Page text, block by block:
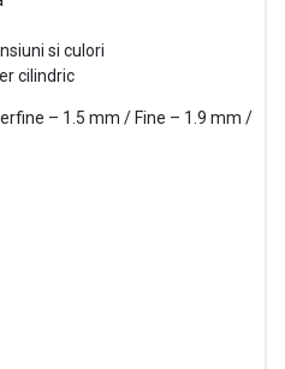
si culori
cilindric
– 1.5 mm / Fine – 1.9 mm /